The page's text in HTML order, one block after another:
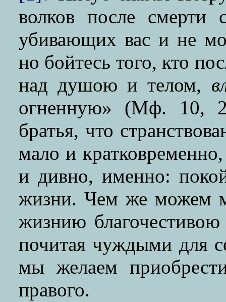
волков после смерти
убивающих вас и не
но бойтесь того, кто
над душою и телом,
огненную» (Mф. 10,
братья, что
мало и
и дивно, именно:
жизни. Чем же можем
жизнию
почитая чуждыми для
мы желаем
правого.